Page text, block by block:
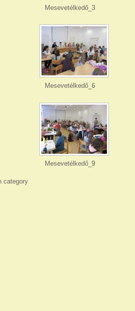
Mesevetélkedő_3
Mesevetélkedő_6
Mesevetélkedő_9
category